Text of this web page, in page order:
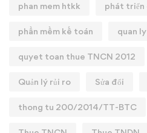
phan mem htkk phát triển
phần mềm kế toán quan
quyet toan thue TNCN 2012
Quản lý rủi ro Sửa đổi
thong tu 200/2014/TT-BTC